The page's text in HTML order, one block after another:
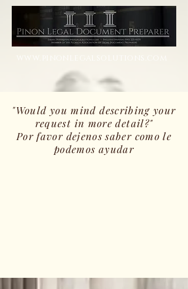
www.pinonlegalsolutions.com
"Would you mind describing your
request in more detail?"
Por favor dejenos saber como le
podemos ayudar